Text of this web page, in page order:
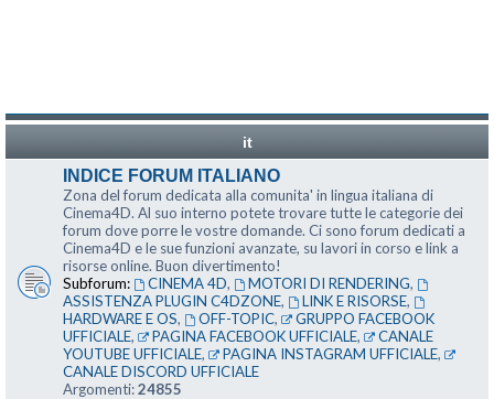
it
INDICE FORUM ITALIANO
Zona del forum dedicata alla comunita' in lingua italiana di
Cinema4D. Al suo interno potete trovare tutte le categorie dei
forum dove porre le vostre domande. Ci sono forum dedicati a
Cinema4D e le sue funzioni avanzate, su lavori in corso e link a
risorse online. Buon divertimento!
Subforum:
CINEMA 4D, MOTORI DI RENDERING,
ASSISTENZA PLUGIN C4DZONE, LINK E RISORSE,
HARDWARE E OS, OFF-TOPIC,
GRUPPO FACEBOOK
UFFICIALE, PAGINA FACEBOOK UFFICIALE,
CANALE
YOUTUBE UFFICIALE, PAGINA INSTAGRAM UFFICIALE,
CANALE DISCORD UFFICIALE
Argomenti:24855